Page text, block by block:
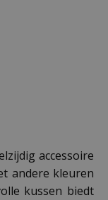
accessoire
andere kleuren
kussen biedt